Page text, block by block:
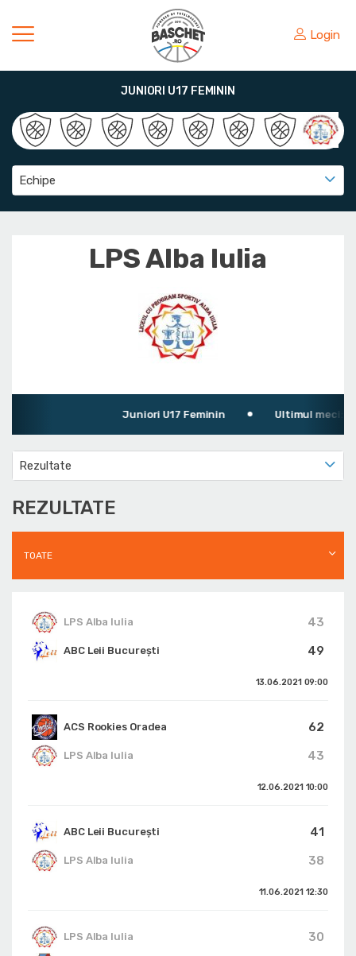
Login
JUNIORI U17 FEMININ
Echipe
LPS Alba Iulia
Juniori U17 Feminin Ultimul meci:
Rezultate
REZULTATE
TOATE
LPS Alba Iulia
43
49
ABC Leii București
13.06.2021 09:00
ACS Rookies Oradea
62
43
LPS Alba Iulia
12.06.2021 10:00
ABC Leii București
41
38
LPS Alba Iulia
11.06.2021 12:30
LPS Alba Iulia
30